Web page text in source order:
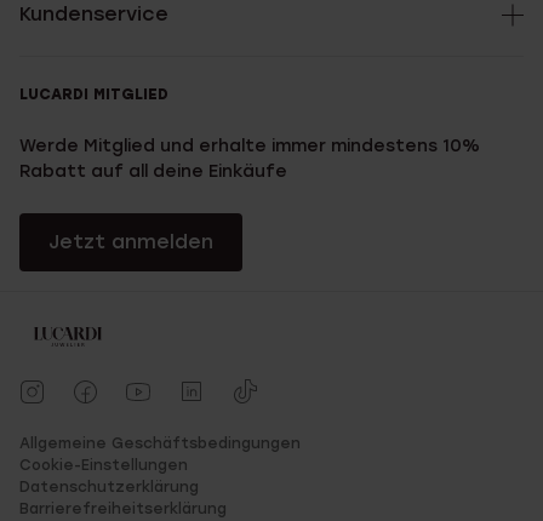
Kundenservice
LUCARDI MITGLIED
Werde Mitglied und erhalte immer mindestens 10%
Rabatt auf all deine Einkäufe
Jetzt anmelden
Allgemeine Geschäftsbedingungen
Cookie-Einstellungen
Datenschutzerklärung
Barrierefreiheitserklärung